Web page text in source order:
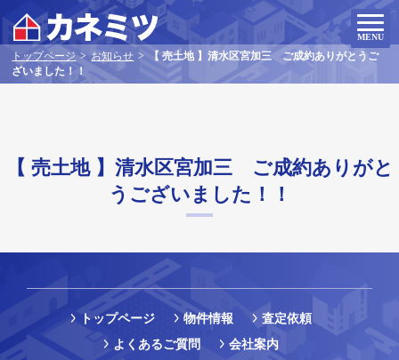
MENU
トップページ > お知らせ >
【 売土地 】清水区宮加三 ご成約ありがとうご
ざいました！！
【 売土地 】清水区宮加三 ご成約ありがと
うございました！！
トップページ 物件情報
査定依頼
よくあるご質問
会社案内